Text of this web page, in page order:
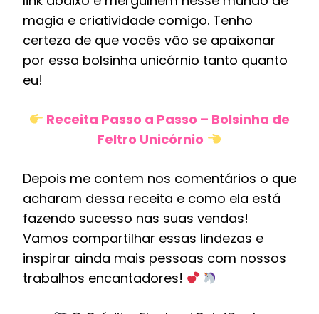
magia e criatividade comigo. Tenho
certeza de que vocês vão se apaixonar
por essa bolsinha unicórnio tanto quanto
eu!
Receita Passo a Passo – Bolsinha de
Feltro Unicórnio
Depois me contem nos comentários o que
acharam dessa receita e como ela está
fazendo sucesso nas suas vendas!
Vamos compartilhar essas lindezas e
inspirar ainda mais pessoas com nossos
trabalhos encantadores!